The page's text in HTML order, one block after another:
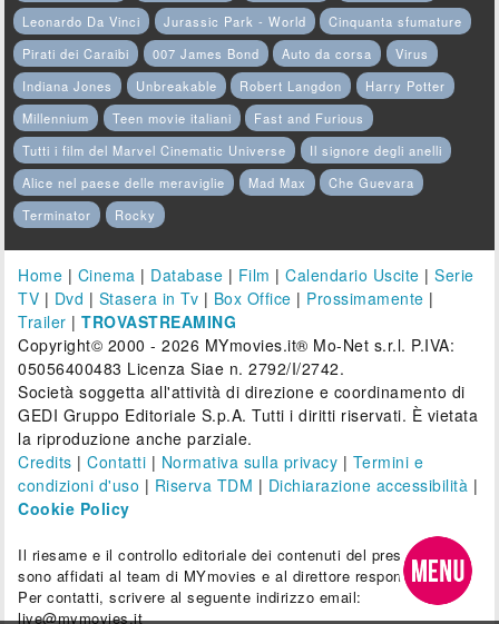
Leonardo Da Vinci
Jurassic Park - World
Cinquanta sfumature
Pirati dei Caraibi
007 James Bond Auto da corsa
Virus
Indiana Jones
Unbreakable Robert Langdon
Harry Potter
Millennium
Teen movie italiani
Fast and Furious
Tutti i film del Marvel Cinematic Universe
Il signore degli anelli
Alice nel paese delle meraviglie
Mad Max
Che Guevara
Terminator
Rocky
Home | Cinema | Database | Film |Calendario Uscite |Serie
TV | Dvd | Stasera in Tv | Box Office | Prossimamente |
Trailer |TROVASTREAMING
Copyright© 2000 - 2026 MYmovies.it® Mo-Net s.r.l. P.IVA:
05056400483 Licenza Siae n. 2792/I/2742.
Società soggetta all'attività di direzione e coordinamento di
GEDI Gruppo Editoriale S.p.A. Tutti i diritti riservati. È vietata
la riproduzione anche parziale.
Credits |Contatti | Normativa sulla privacy | Termini e
condizioni d'uso | Riserva TDM | Dichiarazione accessibilità |
Cookie Policy
Il riesame e il controllo editoriale dei contenuti del presente sito
sono affidati al team di MYmovies e al direttore responsabile.
Per contatti, scrivere al seguente indirizzo email:
live@mymovies.it